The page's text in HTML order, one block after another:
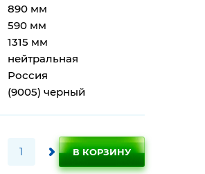
890 мм
590 мм
1315 мм
нейтральная
Россия
(9005) черный
В КОРЗИНУ